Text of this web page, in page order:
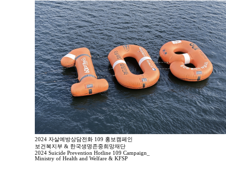
2024 자살예방상담전화 109 홍보캠페인
보건복지부 & 한국생명존중희망재단
2024 Suicide Prevention Hotline 109 Campaign_
Ministry of Health and Welfare & KFSP